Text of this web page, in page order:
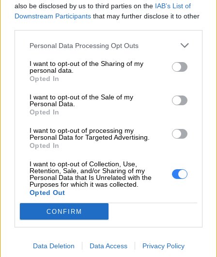
also be disclosed by us to third parties on the IAB’s List of
Downstream Participants that may further disclose it to other
Personal Data Processing Opt Outs
I want to opt-out of the Sharing of my
personal data.
Opted In
I want to opt-out of the Sale of my
Personal Data.
Opted In
I want to opt-out of processing my
Personal Data for Targeted Advertising.
Opted In
I want to opt-out of Collection, Use,
Retention, Sale, and/or Sharing of my
Personal Data that Is Unrelated with the
Purposes for which it was collected.
Opted Out
CONFIRM
Data Deletion Data Access Privacy Policy
1 x SPDIF
Złącza, gniazda
rozszerzeń
Komunikacja
LAN 2.5 GbE
Wi-Fi
Bluetooth Tak
Multimedia
High Definition (HD)
Audio, Realtek ALC897
Bezpieczeństwo
TPM 2.0 zintegrowany
z chipsetem